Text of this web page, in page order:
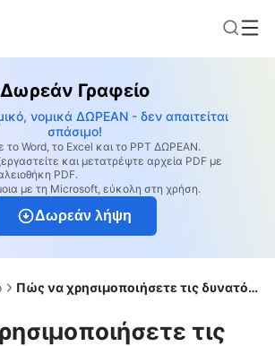
Δωρεάν Γραφείο
νομικά ΔΩΡΕΑΝ - δεν απαιτείται
σπάσιμο!
το Word, το Excel και το PPT ΔΩΡΕΑΝ.
και μετατρέψτε αρχεία PDF με
PDF.
με τη Microsoft, εύκολη στη χρήση.
Δωρεάν λήψη
Πώς να χρησιμοποιήσετε τις δυνατότητες του Microsoft Office δωρεάν στο WPS Office
τις